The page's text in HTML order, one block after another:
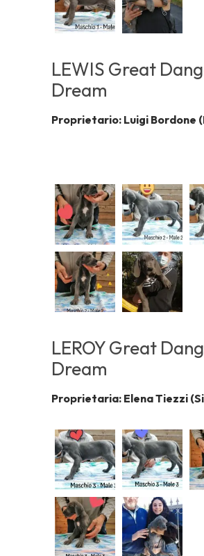
LEWIS Great
Dream
Proprietario: Luigi Bordone
LEROY Great
Dream
Proprietaria: Elena Tiezzi